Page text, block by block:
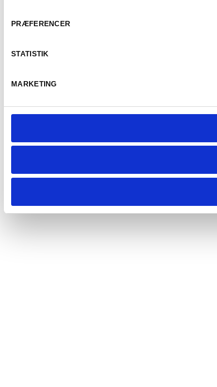
PRÆFERENCER
STATISTIK
MARKETING